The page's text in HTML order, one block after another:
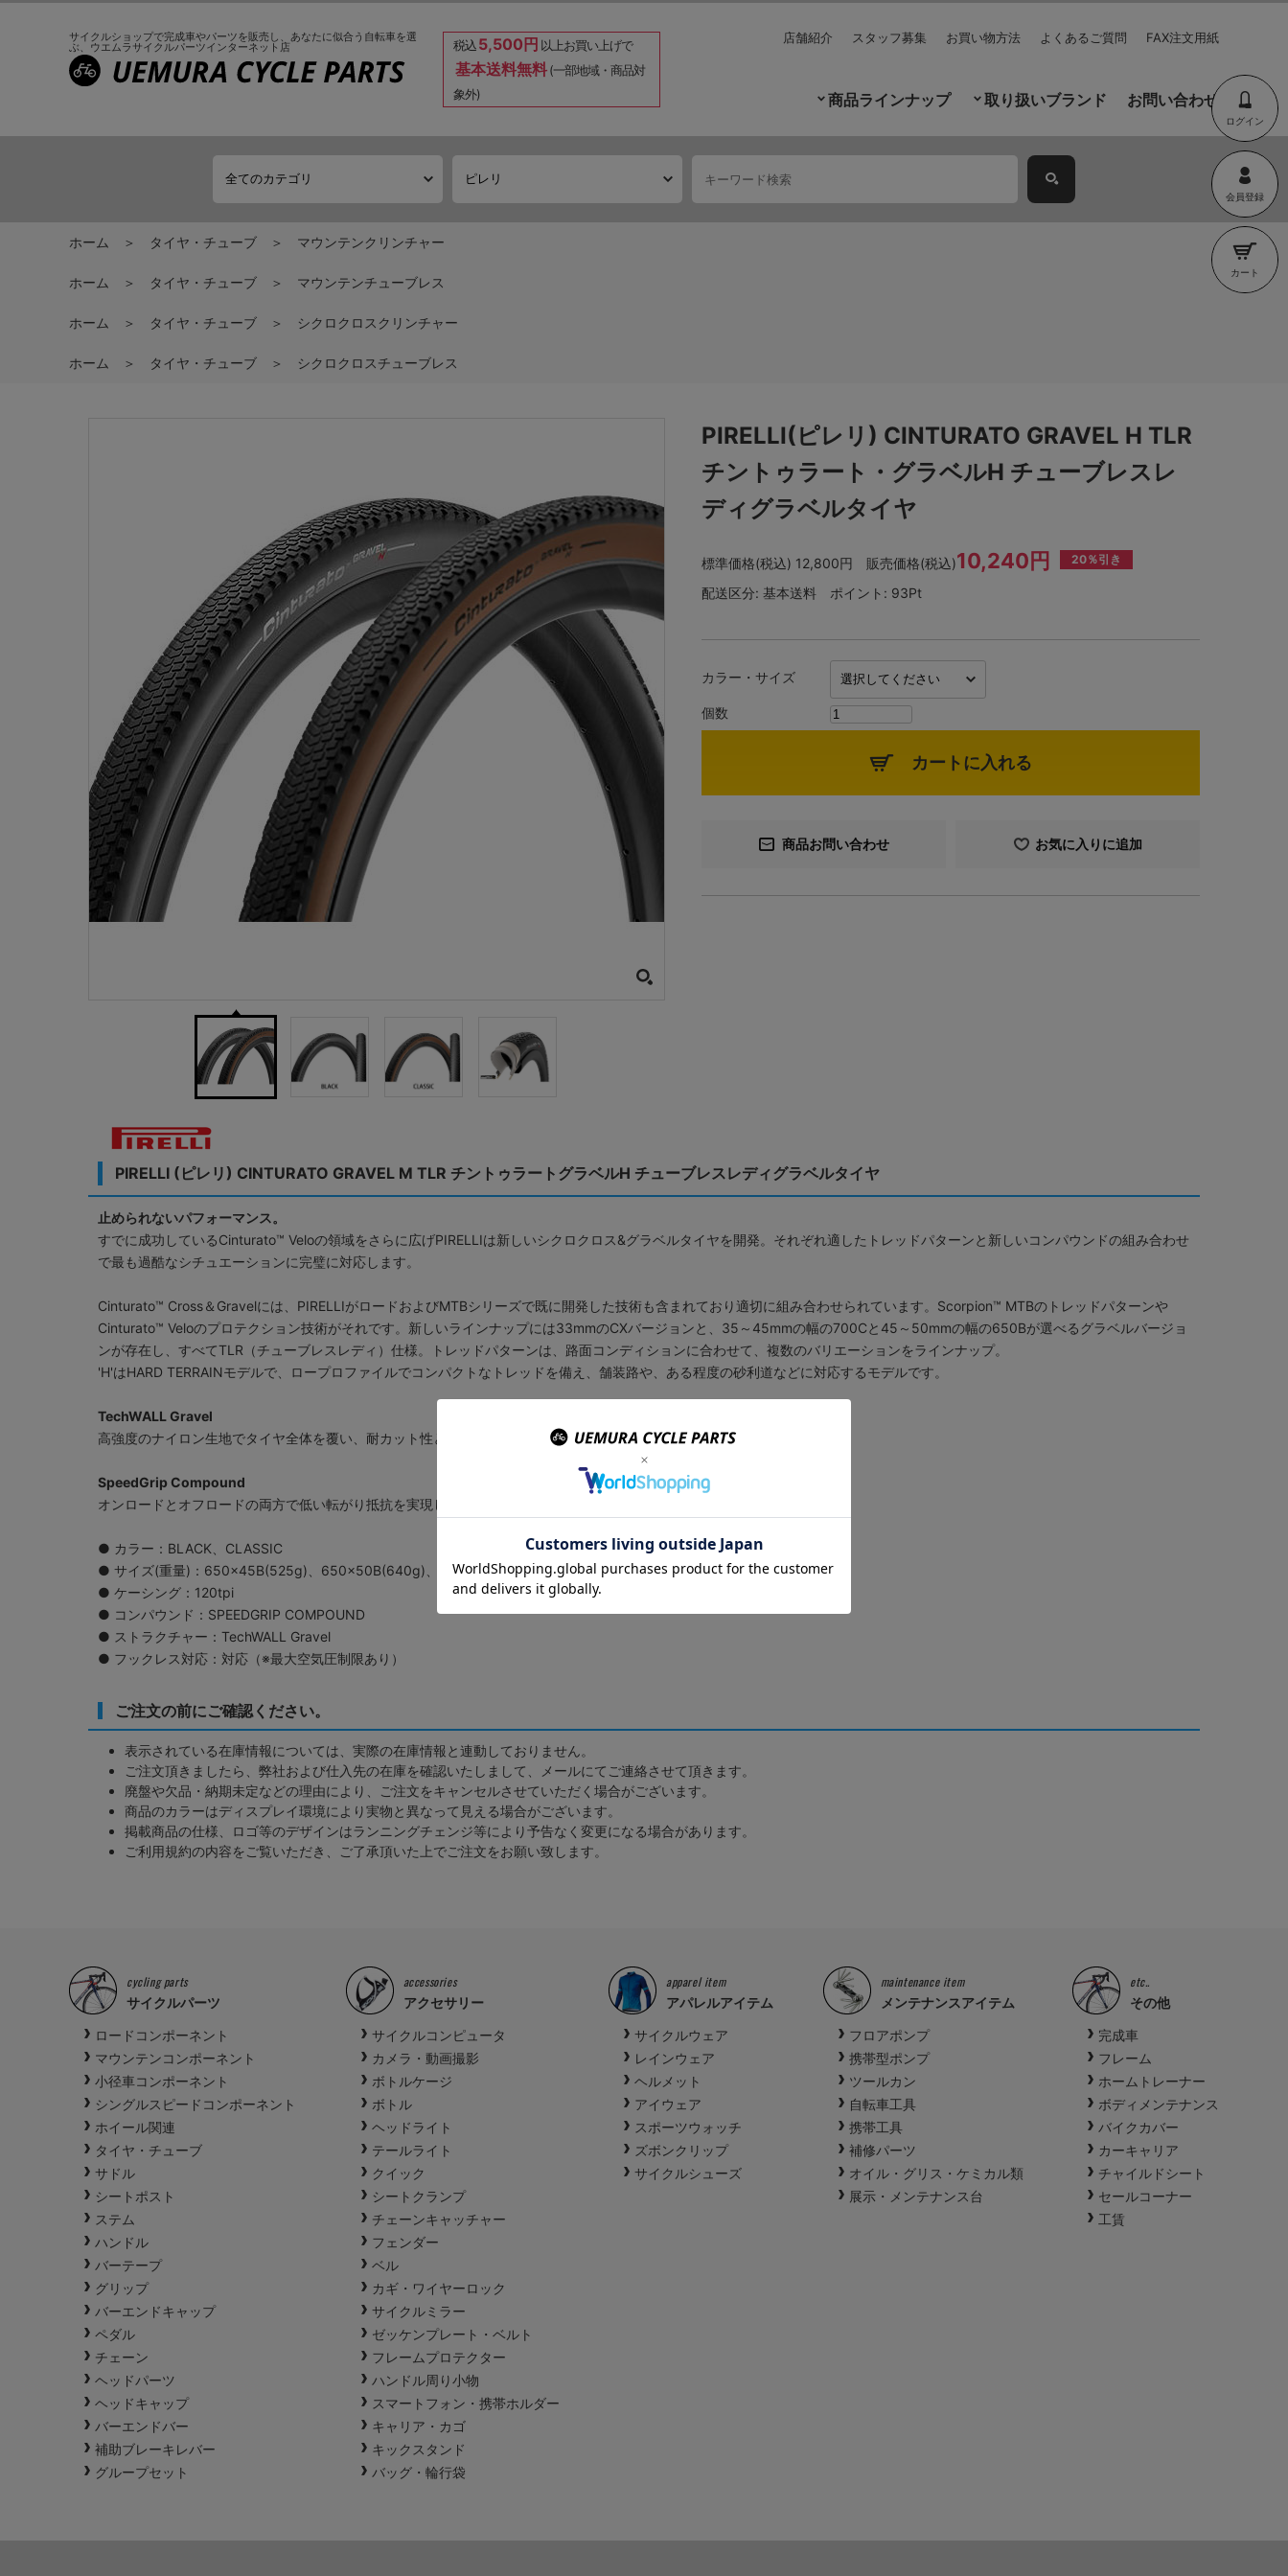
サイクルショップで完成車やパーツを販売し、 あなたに似合う自転車を選
ぶ、 ウエムラサイクルパーツインターネット店 税込5,500円 以上お買い上げで
基本送料無料(一部地域・商品対
象外)
店舗紹介 スタッフ募集 お買い物方法 よくあるご質問 FAX注文用紙
ログイン
会員登録
カート
商品ラインナップ 取り扱いブランド お問い合わせ
ホーム タイヤ・チューブ マウンテンクリンチャー
ホーム タイヤ・チューブ マウンテンチューブレス
ホーム タイヤ・チューブ シクロクロスクリンチャー
ホーム タイヤ・チューブ シクロクロスチューブレス
PIRELLI(ピレリ) CINTURATO GRAVEL H TLR
チントゥラート・グラベルH チューブレスレ
ディグラベルタイヤ
標準価格(税込) 12,800円 販売価格(税込)10,240円 20％引き
配送区分: 基本送料 ポイント: 93Pt
カラー・サイズ
個数
カートに入れる
商品お問い合わせ お気に入りに追加
PIRELLI (ピレリ) CINTURATO GRAVEL M TLR チントゥラートグラベルH チューブレスレディグラベルタイヤ
止められないパフォーマンス。
すでに成功しているCinturato™ Veloの領域をさらに広げPIRELLIは新しいシクロクロス&グラベルタイヤを開発。それぞれ適したトレッドパターンと新しいコンパウンドの組み合わせ
で最も過酷なシチュエーションに完璧に対応します。
Cinturato™ Cross＆Gravelには、PIRELLIがロードおよびMTBシリーズで既に開発した技術も含まれており適切に組み合わせられています。Scorpion™ MTBのトレッドパターンや
Cinturato™ Veloのプロテクション技術がそれです。新しいラインナップには33mmのCXバージョンと、35～45mmの幅の700Cと45～50mmの幅の650Bが選べるグラベルバージョ
ンが存在し、すべてTLR（チューブレスレディ）仕様。トレッドパターンは、路面コンディションに合わせて、複数のバリエーションをラインナップ。
'H'はHARD TERRAINモデルで、ロープロファイルでコンパクトなトレッドを備え、舗装路や、ある程度の砂利道などに対応するモデルです。
TechWALL Gravel
高強度のナイロン生地でタイヤ全体を覆い、耐カット性と耐パンク性を向上させる構造。グラベルタイヤ専用設計。
SpeedGrip Compound
オンロードとオフロードの両方で低い転がり抵抗を実現しつつ、優れた耐摩耗性とウエットグリップを兼ね備える配合。
● カラー：BLACK、CLASSIC
● サイズ(重量)：650×45B(525g)、650×50B(640g)、700×45C(540g)
● ケーシング：120tpi
● コンパウンド：SPEEDGRIP COMPOUND
● ストラクチャー：TechWALL Gravel
● フックレス対応：対応（※最大空気圧制限あり）
ご注文の前にご確認ください。
表示されている在庫情報については、実際の在庫情報と連動しておりません。
ご注文頂きましたら、弊社および仕入先の在庫を確認いたしまして、メールにてご連絡させて頂きます。
廃盤や欠品・納期未定などの理由により、ご注文をキャンセルさせていただく場合がございます。
商品のカラーはディスプレイ環境により実物と異なって見える場合がございます。
掲載商品の仕様、ロゴ等のデザインはランニングチェンジ等により予告なく変更になる場合があります。
ご利用規約の内容をご覧いただき、ご了承頂いた上でご注文をお願い致します。
cycling parts
サイクルパーツ
ロードコンポーネント
マウンテンコンポーネント
小径車コンポーネント
シングルスピードコンポーネント
ホイール関連
タイヤ・チューブ
サドル
シートポスト
ステム
ハンドル
バーテープ
グリップ
バーエンドキャップ
ペダル
チェーン
ヘッドパーツ
ヘッドキャップ
バーエンドバー
補助ブレーキレバー
グループセット
accessories
アクセサリー
サイクルコンピュータ
カメラ・動画撮影
ボトルケージ
ボトル
ヘッドライト
テールライト
クイック
シートクランプ
チェーンキャッチャー
フェンダー
ベル
カギ・ワイヤーロック
サイクルミラー
ゼッケンプレート・ベルト
フレームプロテクター
ハンドル周り小物
スマートフォン・携帯ホルダー
キャリア・カゴ
キックスタンド
バッグ・輪行袋
apparel item
アパレルアイテム
サイクルウェア
レインウェア
ヘルメット
アイウェア
スポーツウォッチ
ズボンクリップ
サイクルシューズ
maintenance item
メンテナンスアイテム
フロアポンプ
携帯型ポンプ
ツールカン
自転車工具
携帯工具
補修パーツ
オイル・グリス・ケミカル類
展示・メンテナンス台
etc..
その他
完成車
フレーム
ホームトレーナー
ボディメンテナンス
バイクカバー
カーキャリア
チャイルドシート
セールコーナー
工賃